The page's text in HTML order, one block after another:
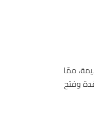
ممّا
وفتح